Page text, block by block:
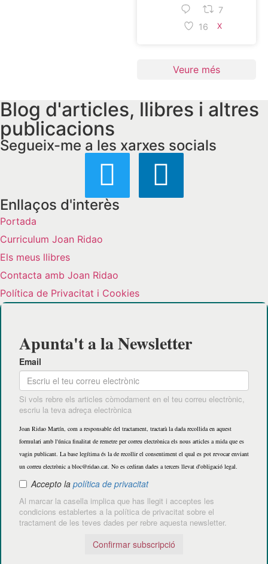
7
16
X
Veure més
Blog d'articles, llibres i altres
publicacions
Segueix-me a les xarxes socials
Enllaços d'interès
Portada
Curriculum Joan Ridao
Els meus llibres
Contacta amb Joan Ridao
Política de Privacitat i Cookies